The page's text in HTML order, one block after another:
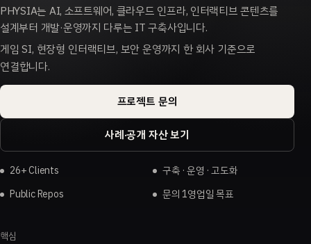
PHYSIA는 AI, 소프트웨어, 클라우드 인프라, 인터랙티브 콘텐츠를
설계부터 개발·운영까지 다루는 IT 구축사입니다.
게임 SI, 현장형 인터랙티브, 보안 운영까지 한 회사 기준으로
연결합니다.
프로젝트 문의
사례·공개 자산 보기
26+ Clients
구축 · 운영 · 고도화
Public Repos
문의 1영업일 목표
핵심